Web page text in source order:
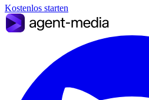
Kostenlos starten